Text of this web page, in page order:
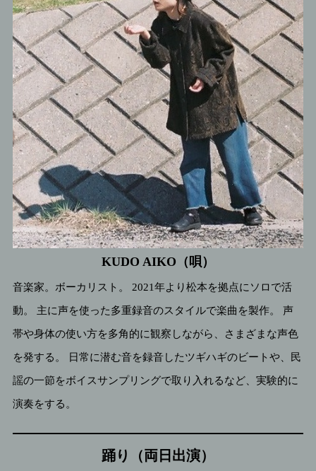
KUDO AIKO（唄）
音楽家。ボーカリスト。 2021年より松本を拠点にソロで活
動。 主に声を使った多重録音のスタイルで楽曲を製作。 声
帯や身体の使い方を多角的に観察しながら、さまざまな声色
を発する。 日常に潜む音を録音したツギハギのビートや、民
謡の一節をボイスサンプリングで取り入れるなど、実験的に
演奏をする。
踊り（両日出演）